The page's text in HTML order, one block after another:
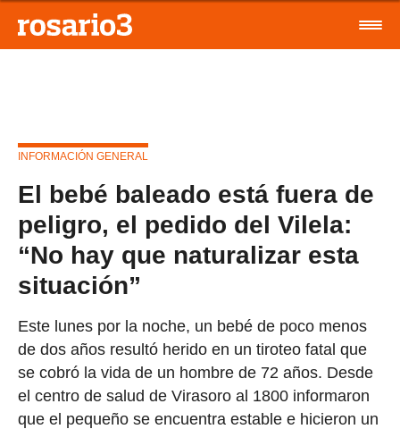
INFORMACIÓN GENERAL
El bebé baleado está fuera de
peligro, el pedido del Vilela:
“No hay que naturalizar esta
situación”
Este lunes por la noche, un bebé de poco menos
de dos años resultó herido en un tiroteo fatal que
se cobró la vida de un hombre de 72 años. Desde
el centro de salud de Virasoro al 1800 informaron
que el pequeño se encuentra estable e hicieron un